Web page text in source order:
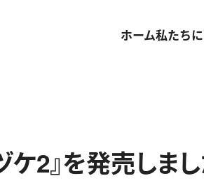
ホーム私たち
ケ2』を発売しま